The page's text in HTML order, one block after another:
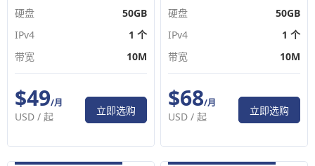
硬盘
50GB
IPv4
1 个
带宽
10M
$49/月
USD /起 立即选购
硬盘
50GB
IPv4
1 个
带宽
10M
$68/月
USD /起 立即选购